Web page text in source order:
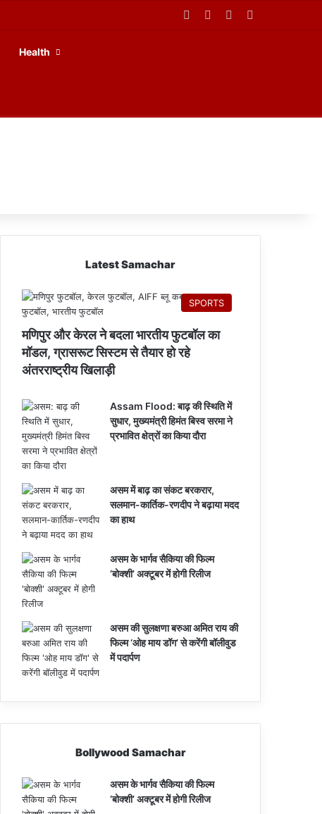
Facebook YouTube
Health
Latest Samachar
SPORTS
मणिपुर और केरल ने बदला भारतीय फुटबॉल का
मॉडल, ग्रासरूट सिस्टम से तैयार हो रहे
अंतरराष्ट्रीय खिलाड़ी
Assam Flood: बाढ़ की स्थिति में
सुधार, मुख्यमंत्री हिमंत बिस्व सरमा ने
प्रभावित क्षेत्रों का किया दौरा
असम में बाढ़ का संकट बरकरार,
सलमान-कार्तिक-रणदीप ने बढ़ाया मदद
का हाथ
असम के भार्गव सैकिया की फिल्म
‘बोक्शी’ अक्टूबर में होगी रिलीज
असम की सुलक्षणा बरुआ अमित राय की
फिल्म ‘ओह माय डॉग’ से करेंगी बॉलीवुड
में पदार्पण
Bollywood Samachar
असम के भार्गव सैकिया की फिल्म
‘बोक्शी’ अक्टूबर में होगी रिलीज